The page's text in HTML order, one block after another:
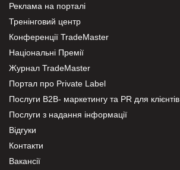
Реклама на порталі
Тренінговий центр
Конференції TradeMaster
Національні Премії
Журнал TradeMaster
Портал про Private Label
Послуги В2В- маркетингу та PR для клієнтів
Послуги з надання інформації
Відгуки
Контакти
Вакансії